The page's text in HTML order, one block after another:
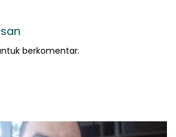
berkomentar.